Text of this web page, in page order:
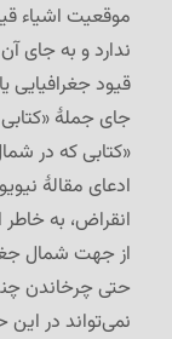
موقعیت اشیاء
ندارد و به جای
قیود
جای جملهٔ
«کتابی که در
ادعای مقالهٔ
انقراض، به
از جهت شمال
حتی چرخاندن
نمی‌تواند در